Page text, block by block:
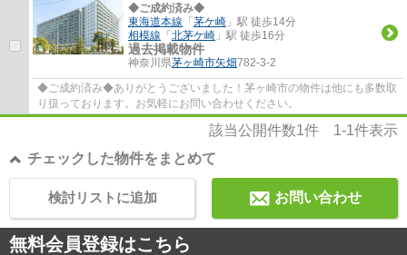
◆ご成約済み◆
東海道本線 「茅ケ崎 」駅 徒歩14分
相模線 「北茅ケ崎 」駅 徒歩16分
過去掲載物件
神奈川県茅ヶ崎市矢畑782-3-2
◆ご成約済み◆ありがとうございました！茅ヶ崎市の物件は他にも多数取
り扱っております。お気軽にお問い合わせください。
該当公開件数1件 1-1件表示
チェックした物件をまとめて
お問い合わせ
検討リストに追加
無料会員登録はこちら